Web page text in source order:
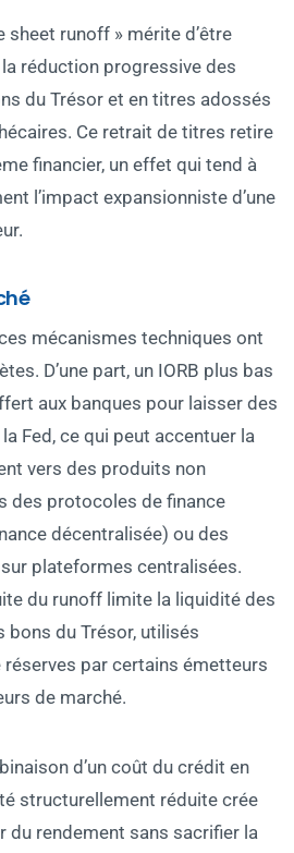
sheet runoff » mérite d’être
réduction progressive des
du Trésor et en titres adossés
Ce retrait de titres retire
financier, un effet qui tend à
l’impact expansionniste d’une
mécanismes techniques ont
D’une part, un IORB plus bas
aux banques pour laisser des
Fed, ce qui peut accentuer la
vers des produits non
des protocoles de finance
décentralisée) ou des
plateformes centralisées.
du runoff limite la liquidité des
du Trésor, utilisés
par certains émetteurs
de marché.
d’un coût du crédit en
structurellement réduite crée
du rendement sans sacrifier la